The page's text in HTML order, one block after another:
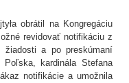
obrátil na Kongregáciu
revidovať notifikáciu z
žiadosti a po preskúmaní
kardinála Stefana
notifikácie a umožnila